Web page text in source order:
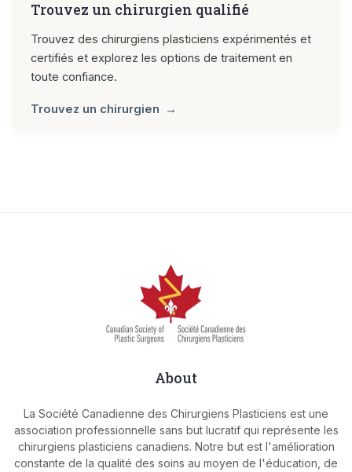
Trouvez un chirurgien qualifié
Trouvez des chirurgiens plasticiens expérimentés et
certifiés et explorez les options de traitement en
toute confiance.
Trouvez un chirurgien
About
La Société Canadienne des Chirurgiens Plasticiens est une
association professionnelle sans but lucratif qui représente les
chirurgiens plasticiens canadiens. Notre but est l'amélioration
constante de la qualité des soins au moyen de l'éducation, de